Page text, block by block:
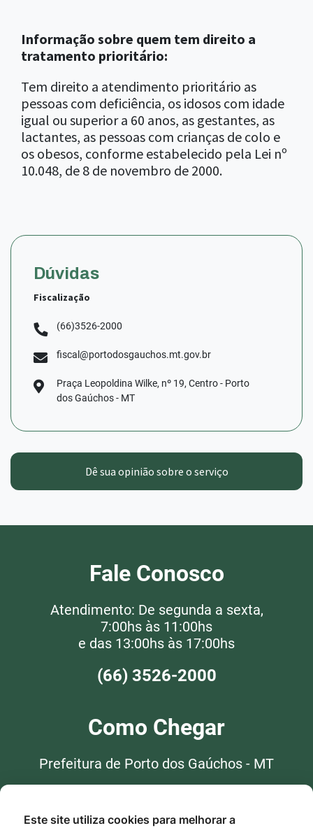
Informação sobre quem tem direito a
tratamento prioritário:
Tem direito a atendimento prioritário as
pessoas com deficiência, os idosos com idade
igual ou superior a 60 anos, as gestantes, as
lactantes, as pessoas com crianças de colo e
os obesos, conforme estabelecido pela Lei nº
10.048, de 8 de novembro de 2000.
Dúvidas
Fiscalização
(66)3526-2000
fiscal@portodosgauchos.mt.gov.br
Praça Leopoldina Wilke, nº 19, Centro - Porto
dos Gaúchos - MT
Dê sua opinião sobre o serviço
Fale Conosco
Atendimento: De segunda a sexta,
7:00hs às 11:00hs
e das 13:00hs às 17:00hs
(66) 3526-2000
Como Chegar
Prefeitura de Porto dos Gaúchos - MT
Centro, Porto dos Gaúchos - MT,
Este site utiliza cookies para melhorar a